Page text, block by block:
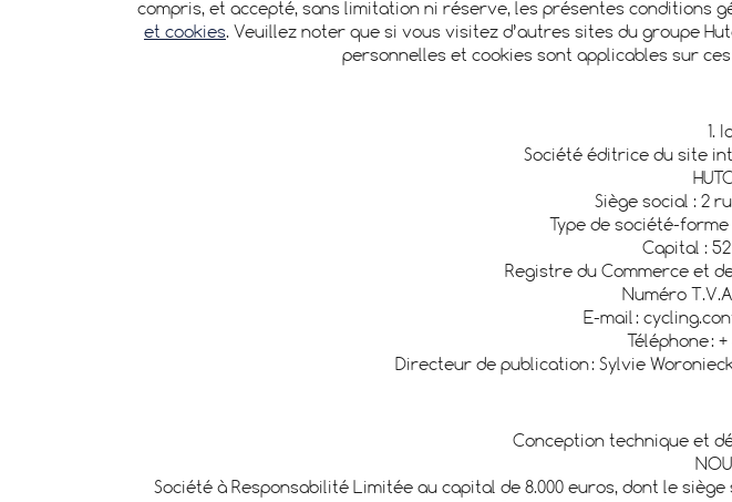
compris, et accepté, sans limitation ni réserve, les présentes conditions
et cookies. Veuillez noter que si vous visitez d’autres sites du groupe
personnelles et cookies sont applicables sur
1.
Société éditrice du site
Siège social : 2
Type de société-
Capital :
Registre du Commerce et
Numéro
E-mail :
Téléphone : +
Directeur de publication : Sylvie
Conception technique et
Société à Responsabilité Limitée au capital de 8.000 euros, dont le